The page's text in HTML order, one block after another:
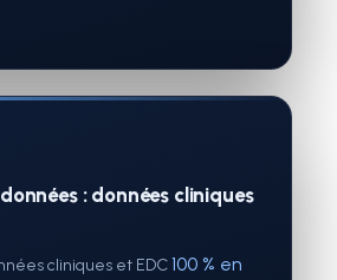
: données cliniques
cliniques et EDC100 % en